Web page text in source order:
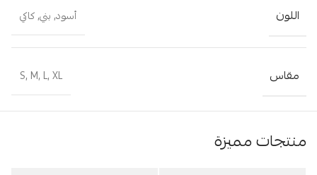
اللون أسود, بني,كاكي
مقاس S, M, L, XL
منتجات مميزة